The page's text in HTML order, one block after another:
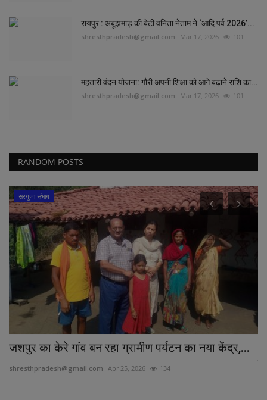
रायपुर : अबूझमाड़ की बेटी वनिता नेताम ने ‘आदि पर्व 2026’...
shresthpradesh@gmail.com Mar 17, 2026 101
महतारी वंदन योजना: गौरी अपनी शिक्षा को आगे बढ़ाने राशि का...
shresthpradesh@gmail.com Mar 17, 2026 101
RANDOM POSTS
सरगुजा संभाग
जशपुर का केरे गांव बन रहा ग्रामीण पर्यटन का नया केंद्र,...
shresthpradesh@gmail.com Apr 25, 2026 134